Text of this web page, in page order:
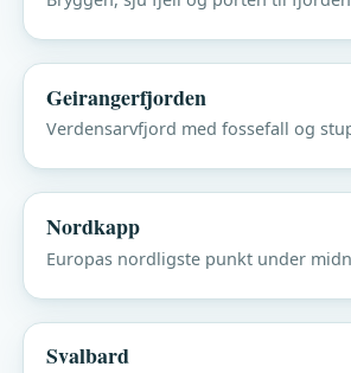
Geirangerfjorden
Verdensarvfjord med fossefall og
Nordkapp
Europas nordligste punkt under
Svalbard